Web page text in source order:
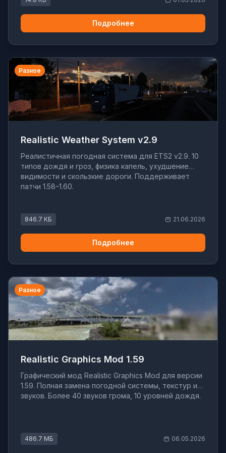
Подробнее
Разное
Realistic Weather System v2.9
Реалистичная погодная система для ETS2 v2.9. 10
типов дождя и гроз, физика капель, ухудшение
видимости и скользкие дороги. Поддерживает
патчи 1.58–1.60.
846.7 КБ 21.06.2026
Подробнее
Разное
Realistic Graphics Mod 1.59
Графический мод Realistic Graphics Mod для версии
1.59. Полная замена погодной системы, текстур и
звуков. Более 40 звуков грома, 10 уровней дождя.
486.7 МБ 06.05.2026